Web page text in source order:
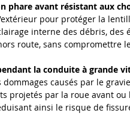
phare avant résistant aux
pour protéger la
interne des débris, des
route, sans compromettre
la conduite à grande
dommages causés par le
projetés par la roue avant ou
ainsi le risque de